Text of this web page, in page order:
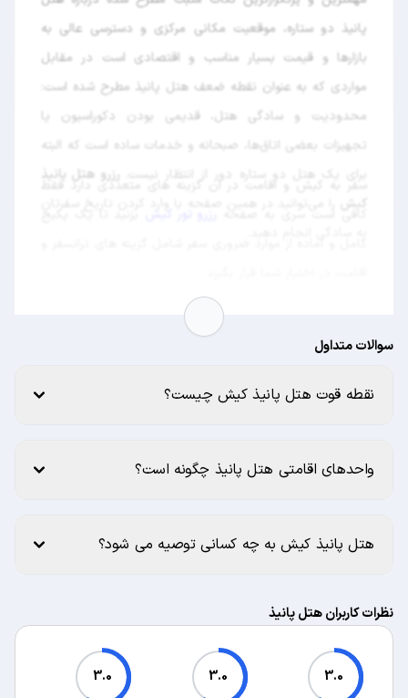
پانیذ دو ستاره، موقعیت مکانی مرکزی و دسترسی عالی به
بازارها و قیمت بسیار مناسب و اقتصادی است در مقابل
مواردی که به عنوان نقطه ضعف هتل پانیذ مطرح شده است:
محدودیت و سادگی هتل، قدیمی بودن دکوراسیون یا
تجهیزات بعضی اتاق‌ها، صبحانه و خدمات ساده است که البته
برای یک هتل دو ستاره دور از انتظار نیست.
رزرو هتل پانيذ
كيش
سفر به کیش و اقامت در آن گزینه های متعددی دارد فقط
سوالات متداول
نقطه قوت هتل پانیذ کیش چیست؟
واحدهای اقامتی هتل پانیذ چگونه است؟
هتل پانیذ کیش به چه کسانی توصیه می شود؟
نظرات کاربران هتل پانیذ
3.0
3.0
3.0